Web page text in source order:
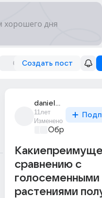
Создать пост
daniela_iovich
11лет
Изменено
сравнению с
голосеменными
растениями